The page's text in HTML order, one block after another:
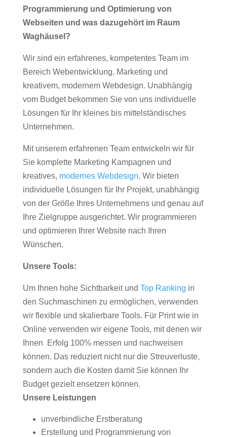
Programmierung und Optimierung von
Webseiten und was dazugehört im Raum
Waghäusel?
Wir sind ein erfahrenes, kompetentes Team im
Bereich Webentwicklung, Marketing und
kreativem, modernem Webdesign. Unabhängig
vom Budget bekommen Sie von uns individuelle
Lösungen für Ihr kleines bis mittelständisches
Unternehmen.
Mit unserem erfahrenen Team entwickeln wir für
Sie komplette Marketing Kampagnen und
kreatives, modernes Webdesign. Wir bieten
individuelle Lösungen für Ihr Projekt, unabhängig
von der Größe Ihres Unternehmens und genau auf
Ihre Zielgruppe ausgerichtet. Wir programmieren
und optimieren Ihrer Website nach Ihren
Wünschen.
Unsere Tools:
Um Ihnen hohe Sichtbarkeit und Top Ranking in
den Suchmaschinen zu ermöglichen, verwenden
wir flexible und skalierbare Tools. Für Print wie in
Online verwenden wir eigene Tools, mit denen wir
Ihnen Erfolg 100% messen und nachweisen
können. Das reduziert nicht nur die Streuverluste,
sondern auch die Kosten damit Sie können Ihr
Budget gezielt ensetzen können.
Unsere Leistungen
unverbindliche Erstberatung
Erstellung und Programmierung von